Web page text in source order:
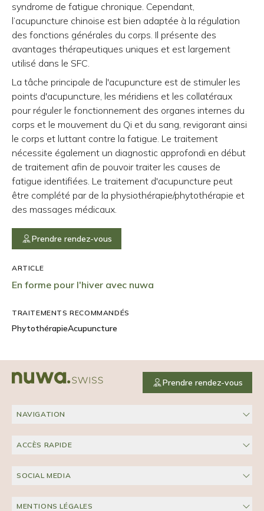
syndrome de fatigue chronique. Cependant,
l’acupuncture chinoise est bien adaptée à la régulation
des fonctions générales du corps. Il présente des
avantages thérapeutiques uniques et est largement
utilisé dans le SFC.
La tâche principale de l'acupuncture est de stimuler les
points d'acupuncture, les méridiens et les collatéraux
pour réguler le fonctionnement des organes internes du
corps et le mouvement du Qi et du sang, revigorant ainsi
le corps et luttant contre la fatigue. Le traitement
nécessite également un diagnostic approfondi en début
de traitement afin de pouvoir traiter les causes de
fatigue identifiées. Le traitement d'acupuncture peut
être complété par de la physiothérapie/phytothérapie et
des massages médicaux.
Prendre rendez-vous
ARTICLE
En forme pour l'hiver avec nuwa
TRAITEMENTS RECOMMANDÉS
PhytothérapieAcupuncture
Prendre rendez-vous
NAVIGATION
ACCÈS RAPIDE
SOCIAL MEDIA
MENTIONS LÉGALES